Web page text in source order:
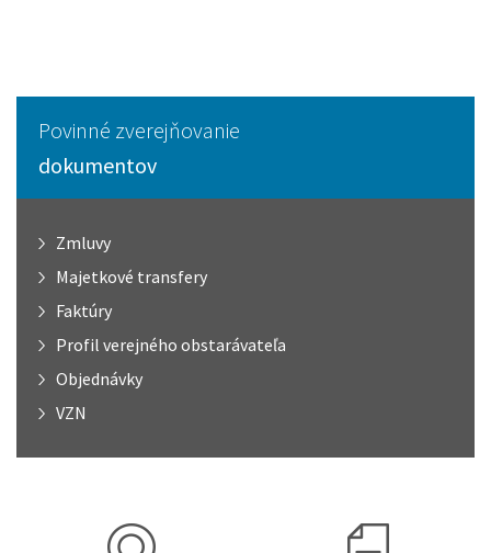
Povinné zverejňovanie
dokumentov
Zmluvy
Majetkové transfery
Faktúry
Profil verejného obstarávateľa
Objednávky
VZN